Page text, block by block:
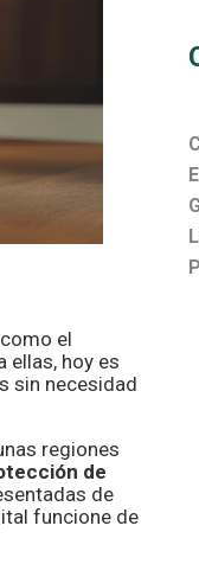
el
ellas, hoy es
sin necesidad
regiones
de
de
funcione de